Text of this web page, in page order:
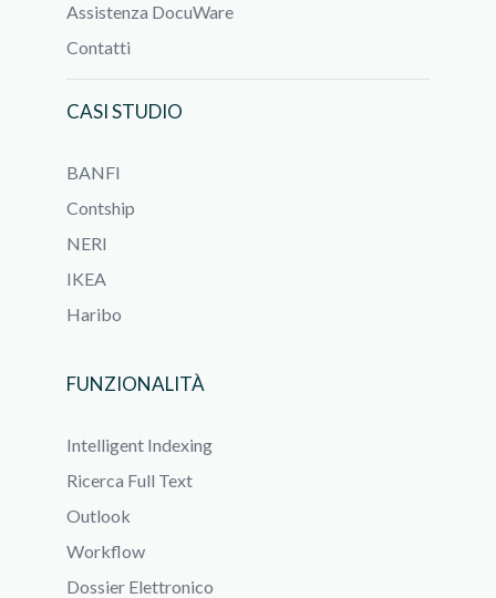
Assistenza DocuWare
Contatti
CASI STUDIO
BANFI
Contship
NERI
IKEA
Haribo
FUNZIONALITÀ
Intelligent Indexing
Ricerca Full Text
Outlook
Workflow
Dossier Elettronico